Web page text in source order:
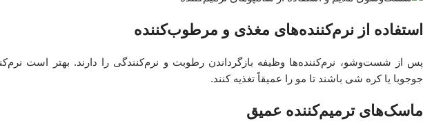
استفاده از نرم‌کننده‌های مغذی و مرطوب‌کننده
پس از شست‌وشو، نرم‌کننده‌ها وظیفه بازگرداندن رطوبت و نرم‌کنندگی را دارند. بهتر است
جوجوبا یا کره شی باشند تا مو را عمیقاً تغذیه کنند.
ماسک‌های ترمیم‌کننده عمیق